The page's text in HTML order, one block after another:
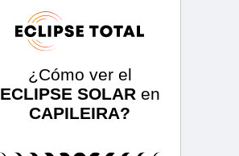
¿Cómo ver el
ECLIPSE SOLAR en
CAPILEIRA?